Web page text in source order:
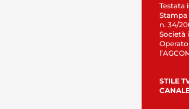
Testata
Stampa
n. 34/
Società
STILE